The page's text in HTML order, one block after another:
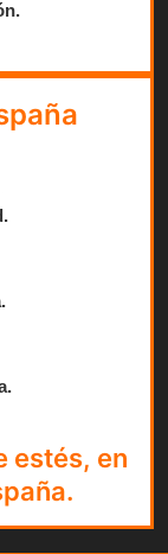
estés, en